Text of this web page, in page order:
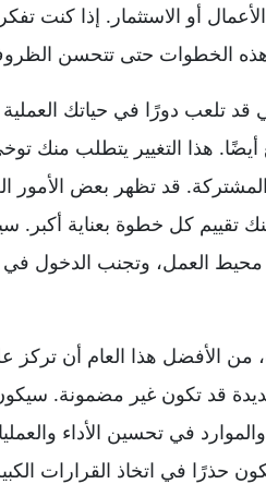
أو الاستثمار. إذا كنت
الخطوات حتى تتحسن
قد تلعب دورًا في حياتك
هذا التغيير يتطلب منك
قد تظهر بعض الأمور
تقييم كل خطوة بعناية
العمل، وتجنب الدخول في
من الأفضل هذا العام أن
جديدة قد تكون غير مضمونة.
في تحسين الأداء
حذرًا في اتخاذ القرارات